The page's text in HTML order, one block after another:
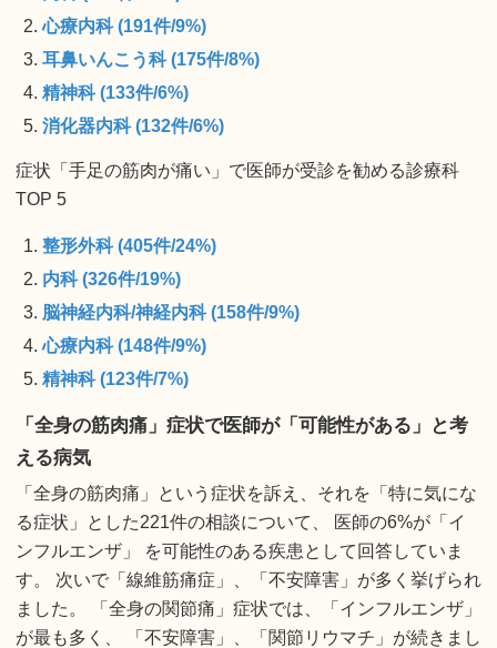
心療内科 (191件/9%)
耳鼻いんこう科 (175件/8%)
精神科 (133件/6%)
消化器内科 (132件/6%)
症状「手足の筋肉が痛い」で医師が受診を勧める診療科
TOP 5
整形外科 (405件/24%)
内科 (326件/19%)
脳神経内科/神経内科 (158件/9%)
心療内科 (148件/9%)
精神科 (123件/7%)
「全身の筋肉痛」症状で医師が「可能性がある」と考
える病気
「全身の筋肉痛」という症状を訴え、それを「特に気にな
る症状」とした221件の相談について、 医師の6%が「イ
ンフルエンザ」 を可能性のある疾患として回答していま
す。 次いで「線維筋痛症」、「不安障害」が多く挙げられ
ました。 「全身の関節痛」症状では、「インフルエンザ」
が最も多く、 「不安障害」、「関節リウマチ」が続きまし